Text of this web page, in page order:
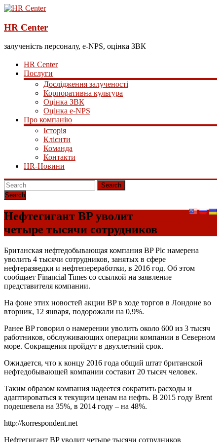
HR Center
залученість персоналу, e-NPS, оцінка ЗВК
HR Center
Послуги
Дослідження залученості
Корпоративна культура
Оцінка ЗВК
Оцінка e-NPS
Про компанію
Історія
Клієнти
Команда
Контакти
HR-Новини
Search
Нефтегигант BP уволит
четыре тысячи сотрудников
Британская нефтедобывающая компания BP Plc намерена
уволить 4 тысячи сотрудников, занятых в сфере
нефтеразведки и нефтепереработки, в 2016 год. Об этом
сообщает Financial Times со ссылкой на заявление
представителя компании.
На фоне этих новостей акции BP в ходе торгов в Лондоне во
вторник, 12 января, подорожали на 0,9%.
Ранее BP говорил о намерении уволить около 600 из 3 тысяч
работников, обслуживающих операции компании в Северном
море. Сокращения пройдут в двухлетний срок.
Ожидается, что к концу 2016 года общий штат британской
нефтедобывающей компании составит 20 тысяч человек.
Таким образом компания надеется сократить расходы и
адаптироваться к текущим ценам на нефть. В 2015 году Brent
подешевела на 35%, в 2014 году – на 48%.
http://korrespondent.net
Нефтегигант BP уволит четыре тысячи сотрудников